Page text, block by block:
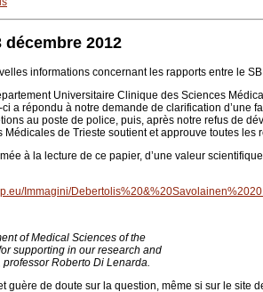
décembre 2012
informations concernant les rapports entre le
Universitaire Clinique des Sciences
a répondu à notre demande de clarification d’une
au poste de police, puis, après notre refus de
Médicales de Trieste soutient et approuve toutes les
à la lecture de ce papier, d’une valeur
Immagini/
of Medical Sciences of the
supporting in our research and
Roberto Di Lenarda.
guère de doute sur la question, même si sur le site